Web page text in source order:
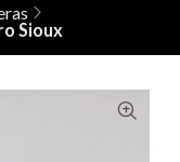
Sioux